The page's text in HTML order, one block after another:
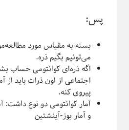
Emergence آشوب آمار
اخترفیزیک انتخاب رشته
پس:
بسته به مقیاس مورد
می‌تونیم بگیم ذره.
اگه ذره‌ای کوانتومی حساب
اجتماعی از اون ذرات باید از
پیروی کنه.
آمار کوانتومی دو نوع داشت:
و آمار بوز-آینشتین